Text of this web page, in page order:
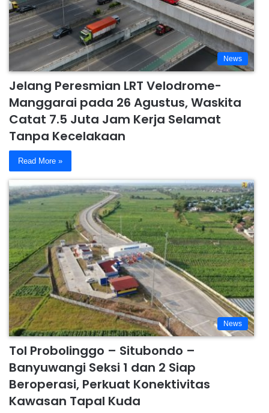
News
Jelang Peresmian LRT Velodrome-
Manggarai pada 26 Agustus, Waskita
Catat 7.5 Juta Jam Kerja Selamat
Tanpa Kecelakaan
Read More »
News
Tol Probolinggo – Situbondo –
Banyuwangi Seksi 1 dan 2 Siap
Beroperasi, Perkuat Konektivitas
Kawasan Tapal Kuda